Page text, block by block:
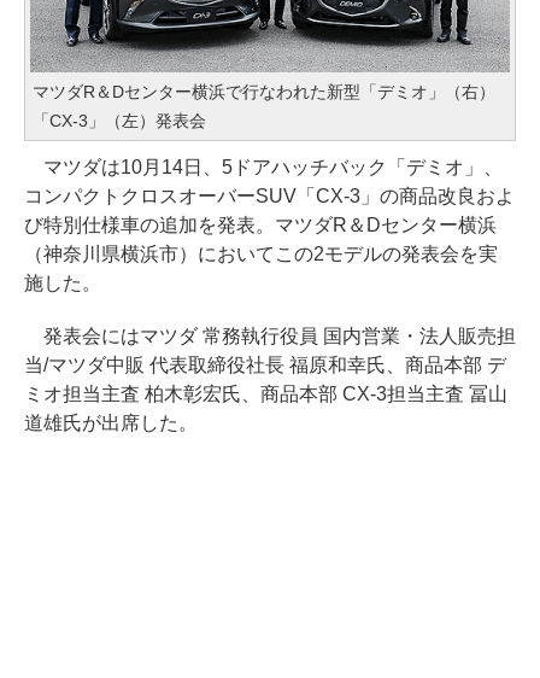
マツダR＆Dセンター横浜で行なわれた新型「デミオ」（右）
「CX-3」（左）発表会
マツダは10月14日、5ドアハッチバック「デミオ」、
コンパクトクロスオーバーSUV「CX-3」の商品改良およ
び特別仕様車の追加を発表。マツダR＆Dセンター横浜
（神奈川県横浜市）においてこの2モデルの発表会を実
施した。
発表会にはマツダ 常務執行役員 国内営業・法人販売担
当/マツダ中販 代表取締役社長 福原和幸氏、商品本部 デ
ミオ担当主査 柏木彰宏氏、商品本部 CX-3担当主査 冨山
道雄氏が出席した。